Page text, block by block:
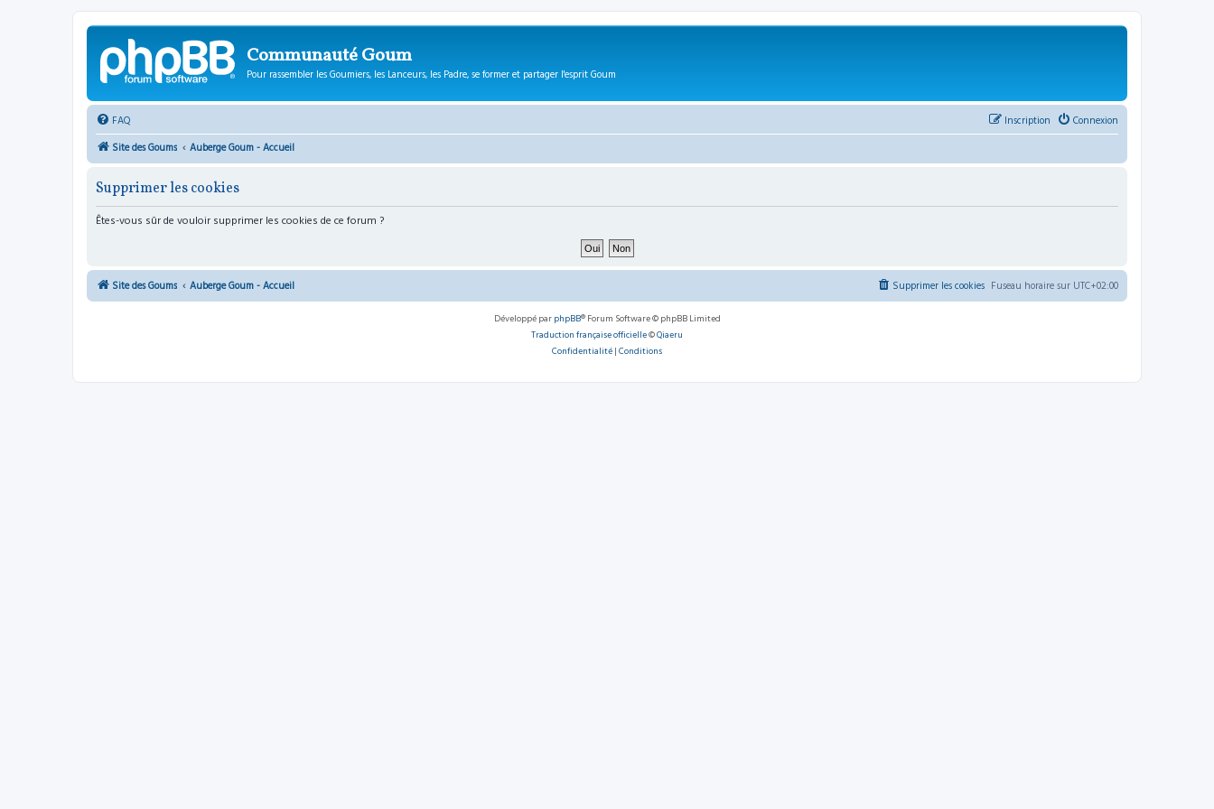
Communauté Goum
Pour rassembler les Goumiers, les Lanceurs, les Padre, se former et partager l'esprit Goum
FAQ Connexion
Inscription
Site des Goums
Auberge Goum - Accueil
Supprimer les cookies
Êtes-vous sûr de vouloir supprimer les cookies de ce forum ?
Site des Goums Auberge Goum - Accueil Fuseau horaire sur UTC+02:00
Supprimer les cookies
Développé par phpBB® Forum Software © phpBB Limited
Traduction française officielle©Qiaeru
Confidentialité | Conditions